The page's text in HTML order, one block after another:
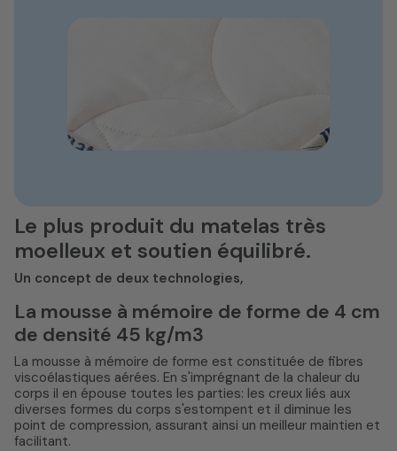
Le plus produit du matelas très
moelleux et soutien équilibré.
Un concept de deux technologies,
La mousse à mémoire de forme de 4 cm
de densité 45 kg/m3
La mousse à mémoire de forme est constituée de fibres
viscoélastiques aérées. En s'imprégnant de la chaleur du
corps il en épouse toutes les parties: les creux liés aux
diverses formes du corps s'estompent et il diminue les
point de compression, assurant ainsi un meilleur maintien et
facilitant.